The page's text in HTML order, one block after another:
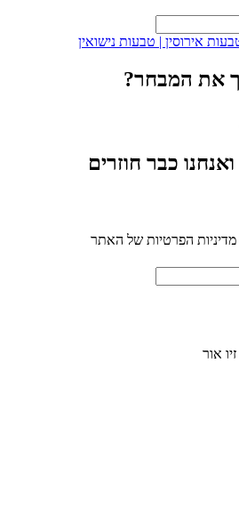
את המבחר?
כבר חוזרים
הפרטיות של האתר